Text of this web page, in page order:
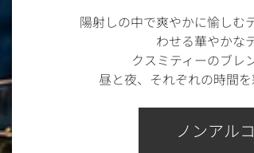
陽射しの中で爽やかに愉しむ
わせる華やかな
クスミティーのブレ
昼と夜、それぞれの時間を
ノンアル